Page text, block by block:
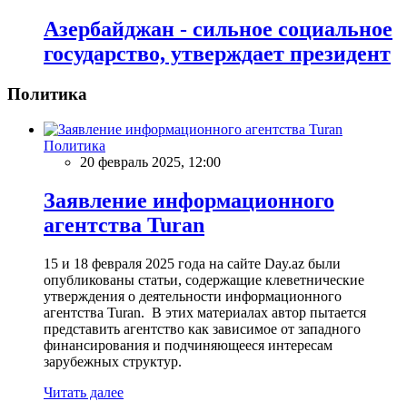
Азербайджан - сильное социальное
государство, утверждает президент
Политика
Политика
20 февраль 2025, 12:00
Заявление информационного
агентства Turan
15 и 18 февраля 2025 года на сайте Day.az были
опубликованы статьи, содержащие клеветнические
утверждения о деятельности информационного
агентства Turan. В этих материалах автор пытается
представить агентство как зависимое от западного
финансирования и подчиняющееся интересам
зарубежных структур.
Читать далее